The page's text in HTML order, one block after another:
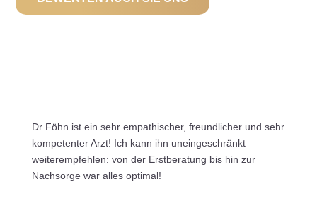
Dr Föhn ist ein sehr empathischer, freundlicher und sehr
kompetenter Arzt! Ich kann ihn uneingeschränkt
weiterempfehlen: von der Erstberatung bis hin zur
Nachsorge war alles optimal!